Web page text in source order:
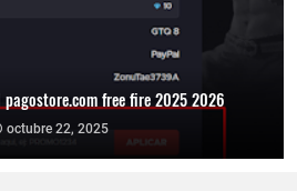
free fire 2025 2026
octubre 22, 2025